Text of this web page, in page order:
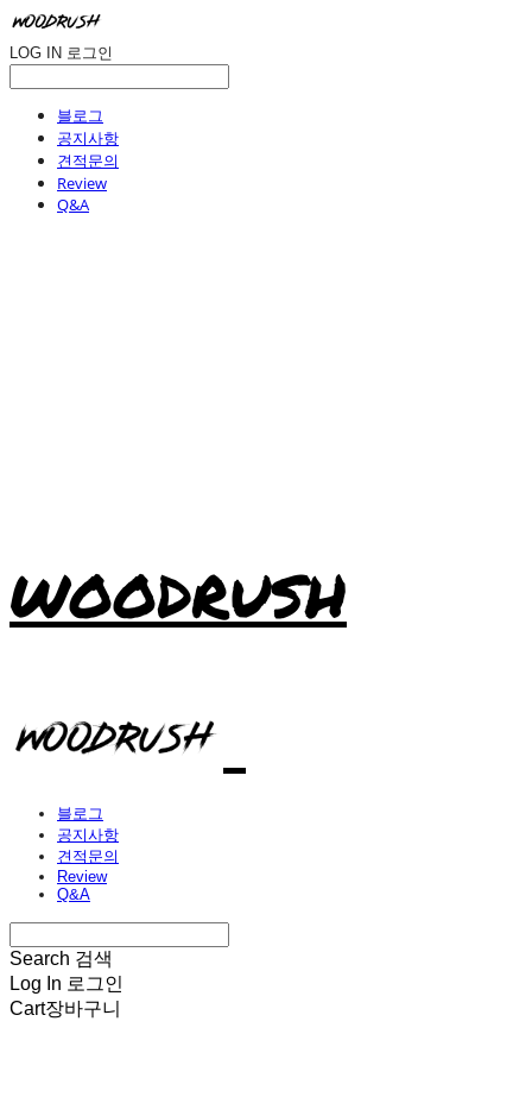
LOG IN 로그인
블로그
공지사항
견적문의
Review
Q&A
WOODRUSH
블로그
공지사항
견적문의
Review
Q&A
Search 검색
Log In 로그인
Cart장바구니